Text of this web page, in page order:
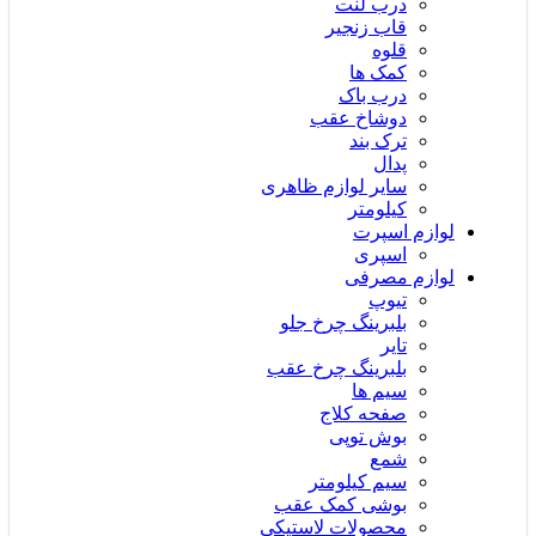
قاب زنجیر
قلوه
کمک ها
درب باک
دوشاخ عقب
ترک بند
پدال
سایر لوازم ظاهری
کیلومتر
لوازم اسپرت
اسپری
لوازم مصرفی
تیوپ
بلبرینگ چرخ جلو
تایر
بلبرینگ چرخ عقب
سیم ها
صفحه کلاج
بوش توپی
شمع
سیم کیلومتر
بوشی کمک عقب
محصولات لاستیکی